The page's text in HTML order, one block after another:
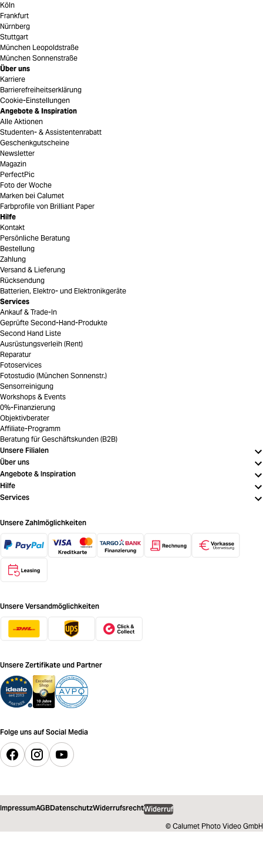
Köln
Frankfurt
Nürnberg
Stuttgart
München Leopoldstraße
München Sonnenstraße
Über uns
Karriere
Barrierefreiheitserklärung
Cookie-Einstellungen
Angebote & Inspiration
Alle Aktionen
Studenten- & Assistentenrabatt
Geschenkgutscheine
Newsletter
Magazin
PerfectPic
Foto der Woche
Marken bei Calumet
Farbprofile von Brilliant Paper
Hilfe
Kontakt
Persönliche Beratung
Bestellung
Zahlung
Versand & Lieferung
Rücksendung
Batterien, Elektro- und Elektronikgeräte
Services
Ankauf & Trade-In
Geprüfte Second-Hand-Produkte
Second Hand Liste
Ausrüstungsverleih (Rent)
Reparatur
Fotoservices
Fotostudio (München Sonnenstr.)
Sensorreinigung
Workshops & Events
0%-Finanzierung
Objektivberater
Affiliate-Programm
Beratung für Geschäftskunden (B2B)
Unsere Filialen
Über uns
Angebote & Inspiration
Hilfe
Services
Unsere Zahlmöglichkeiten
Unsere Versandmöglichkeiten
Unsere Zertifikate und Partner
Folge uns auf Social Media
ImpressumAGBDatenschutzWiderrufsrechtWiderruf
© Calumet Photo Video GmbH